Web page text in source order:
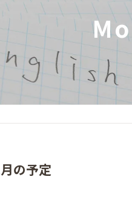
の予定